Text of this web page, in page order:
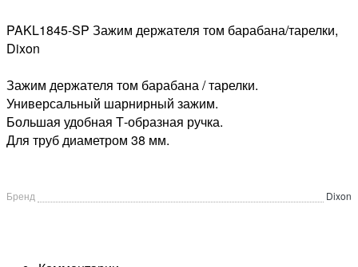
PAKL1845-SP Зажим держателя том барабана/тарелки,
Dixon
Зажим держателя том барабана / тарелки.
Универсальный шарнирный зажим.
Большая удобная Т-образная ручка.
Для труб диаметром 38 мм.
Бренд Dixon